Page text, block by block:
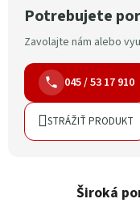
Potrebujete
Zavolajte nám alebo
045 / 53 17 910
STRÁŽIŤ PRODUKT
Široká